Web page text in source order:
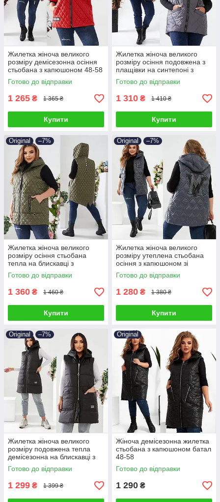
Жилетка жіноча великого
розміру демісезонна осіння
стьобана з капюшоном 48-58
Готово до відправки
1 265 ₴ 1 365 ₴
Купити
Жилетка жіноча великого
розміру осіння подовжена з
плащівки на синтепоні з
капюшоном та кишенями 48-
58
Готово до відправки
1 310 ₴ 1 410 ₴
Купити
Original –7%
Жилетка жіноча великого
розміру осіння стьобана
тепла на блискавці з
капюшоном на синтепоні 48-
58
Готово до відправки
1 360 ₴ 1 460 ₴
Купити
Original –7%
Жилетка жіноча великого
розміру утеплена стьобана
осіння з капюшоном зі
стразами 48-58
Готово до відправки
1 280 ₴ 1 380 ₴
Купити
Original –7%
Жилетка жіноча великого
розміру подовжена тепла
демісезонна на блискавці з
капюшоном на синтепоні 46-
60
Готово до відправки
1 299 ₴ 1 399 ₴
Original
Жіноча демісезонна жилетка
стьобана з капюшоном батал
48-58
Готово до відправки
1 290 ₴